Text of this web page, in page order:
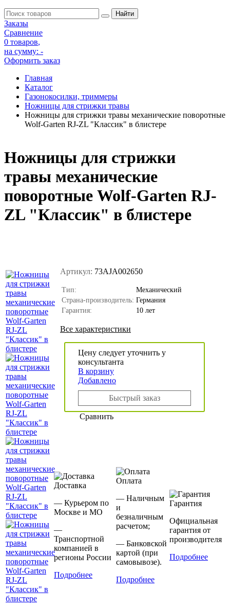
Заказы
Сравнение
0 товаров,
на сумму: -
Оформить заказ
Главная
Каталог
Газонокосилки, триммеры
Ножницы для стрижки травы
Ножницы для стрижки травы механические поворотные
Wolf-Garten RJ-ZL "Классик" в блистере
Ножницы для стрижки
травы механические
поворотные Wolf-Garten RJ-
ZL "Классик" в блистере
Артикул: 73AJA002650
Тип:
Механический
Страна-производитель: Германия
Гарантия:
10 лет
Все характеристики
Цену следует уточнить у
консультанта
В корзину
Добавлено
Быстрый заказ
Сравнить
Доставка
— Курьером по
Москве и МО
—
Транспортной
компанией в
регионы России
Подробнее
Оплата
— Наличным
и
безналичным
расчетом;
— Банковской
картой (при
самовывозе).
Подробнее
Гарантия
Официальная
гарантия от
производителя
Подробнее